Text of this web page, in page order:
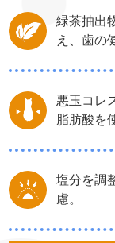
緑茶抽出
え、歯の
悪玉コレ
脂肪酸を
塩分を調
慮。